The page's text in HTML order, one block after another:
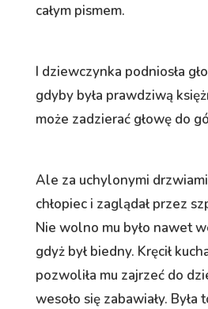
całym pismem.
I dziewczynka podniosła
gdyby była prawdziwą
może zadzierać głowę do
Ale za uchylonymi
chłopiec i zaglądał przez
Nie wolno mu było nawet
gdyż był biedny. Kręcił
pozwoliła mu zajrzeć do
wesoło się zabawiały.